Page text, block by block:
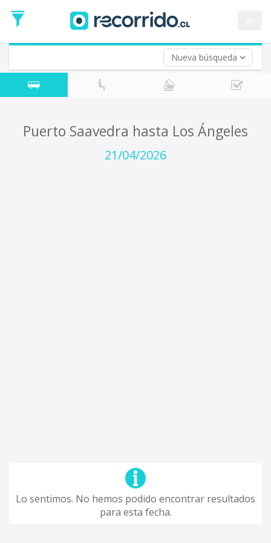
Nueva búsqueda
de
Ida
Vuelta (opcional)
Fecha
de
Puerto Saavedra hasta Los Ángeles
21/04/2026
Lo sentimos. No hemos podido encontrar resultados
para esta fecha.